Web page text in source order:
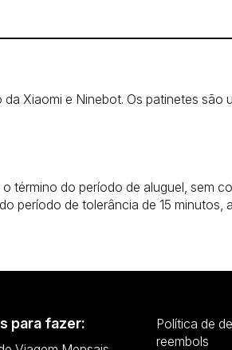
Xiaomi e Ninebot. Os patinetes são
término do período de aluguel, sem
período de tolerância de 15 minutos,
para fazer:
Política de
reembols